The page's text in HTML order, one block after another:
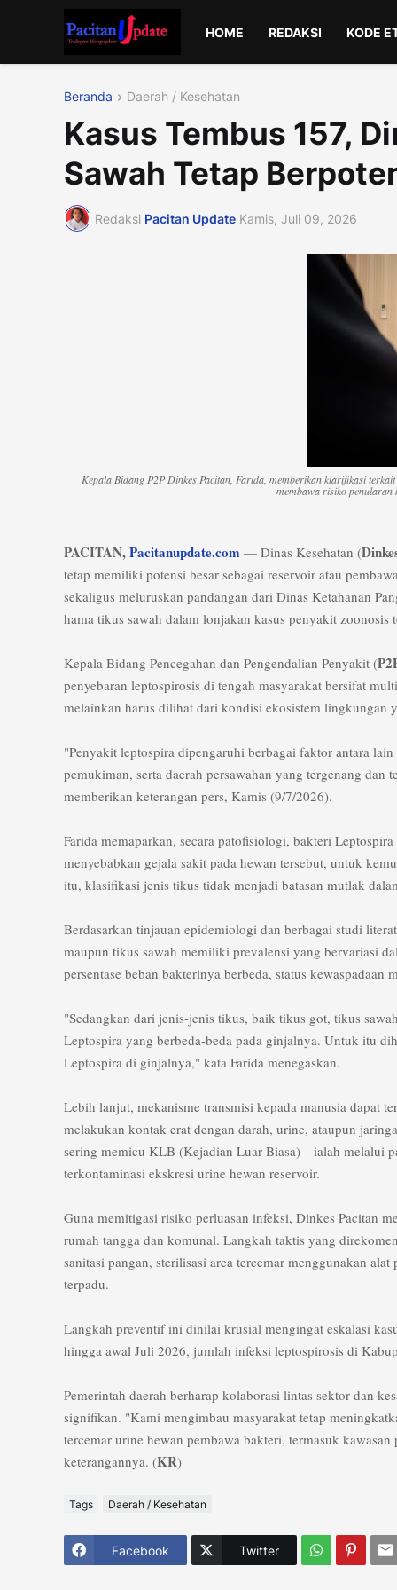
HOME REDAKSI KODE
Beranda Daerah / Kesehatan
Kasus Tembus 157,
Sawah Tetap
Redaksi Pacitan Update Kamis, Juli 09, 2026
Kepala Bidang P2P Dinkes Pacitan, Farida, memberikan klarifikasi
membawa risiko penularan
PACITAN,Pacitanupdate.com — Dinas Kesehatan (
tetap memiliki potensi besar sebagai reservoir atau
sekaligus meluruskan pandangan dari Dinas Ketahanan
hama tikus sawah dalam lonjakan kasus penyakit zoonosis
​Kepala Bidang Pencegahan dan Pengendalian Penyakit (
penyebaran leptospirosis di tengah masyarakat bersifat
melainkan harus dilihat dari kondisi ekosistem lingkungan
​"Penyakit leptospira dipengaruhi berbagai faktor antara
pemukiman, serta daerah persawahan yang tergenang
memberikan keterangan pers, Kamis (9/7/2026).
​Farida memaparkan, secara patofisiologi, bakteri
menyebabkan gejala sakit pada hewan tersebut, untuk
itu, klasifikasi jenis tikus tidak menjadi batasan mutlak
​Berdasarkan tinjauan epidemiologi dan berbagai studi
maupun tikus sawah memiliki prevalensi yang bervariasi
persentase beban bakterinya berbeda, status
​"Sedangkan dari jenis-jenis tikus, baik tikus got, tikus
Leptospira yang berbeda-beda pada ginjalnya. Untuk itu
Leptospira di ginjalnya," kata Farida menegaskan.
​Lebih lanjut, mekanisme transmisi kepada manusia dapat
melakukan kontak erat dengan darah, urine, ataupun
sering memicu KLB (Kejadian Luar Biasa)—ialah melalui
terkontaminasi ekskresi urine hewan reservoir.
​Guna memitigasi risiko perluasan infeksi, Dinkes Pacitan
rumah tangga dan komunal. Langkah taktis yang
sanitasi pangan, sterilisasi area tercemar menggunakan
terpadu.
​Langkah preventif ini dinilai krusial mengingat eskalasi
hingga awal Juli 2026, jumlah infeksi leptospirosis di
​Pemerintah daerah berharap kolaborasi lintas sektor dan
signifikan. "Kami mengimbau masyarakat tetap
tercemar urine hewan pembawa bakteri, termasuk
keterangannya. (KR)
Tags Daerah / Kesehatan
Facebook Twitter